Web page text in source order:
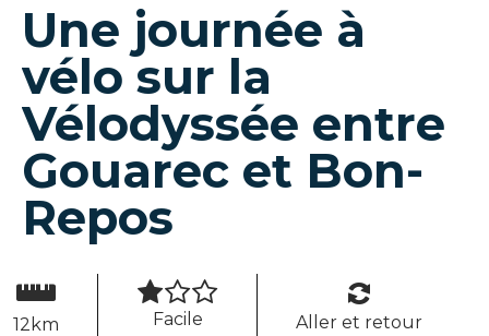
Une journée à
vélo sur la
Vélodyssée entre
Gouarec et Bon-
Repos
12km Facile Aller et retour